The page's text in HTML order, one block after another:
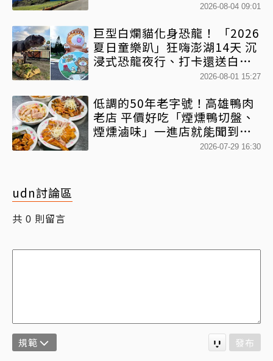
2026-08-04 09:01
巨型白爛貓化身恐龍！ 「2026
夏日童樂趴」狂嗨澎湖14天 沉
浸式恐龍夜行、打卡還送白爛
2026-08-01 15:27
低調的50年老字號！高雄鴨肉
老店 平價好吃「煙燻鴨切盤、
煙燻滷味」一進店就能聞到香
2026-07-29 16:30
udn討論區
共 0 則留言
規範 發布